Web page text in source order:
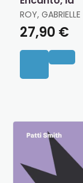
ROY, GABRIELLE
27,90 €